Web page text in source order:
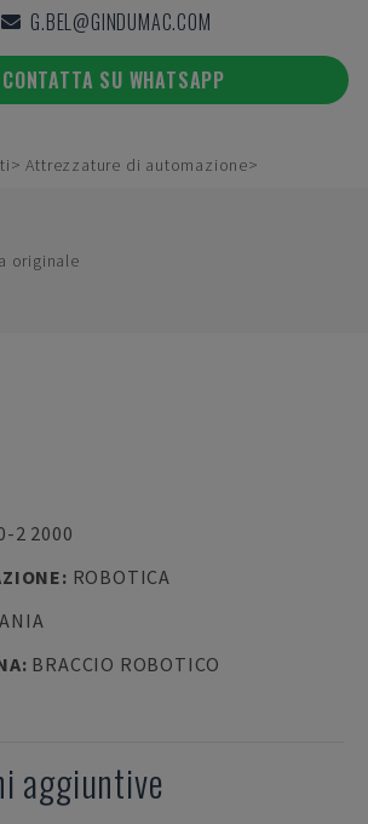
G.BEL@GINDUMAC.COM
CONTATTA SU WHATSAPP
Attrezzature di automazione
originale
2 2000
: ROBOTICA
: BRACCIO ROBOTICO
aggiuntive